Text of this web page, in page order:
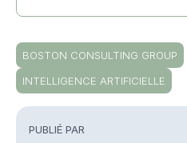
PUBLIÉ PAR
BOSTON CONSULTING GROUP
INTELLIGENCE ARTIFICIELLE